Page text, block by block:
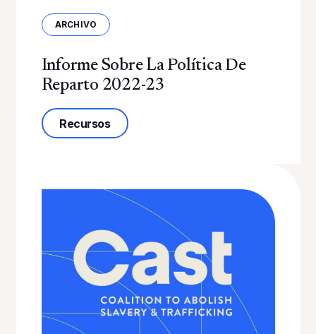
ARCHIVO
Informe Sobre La Política De
Reparto 2022-23
Recursossobre el Informe de Política de